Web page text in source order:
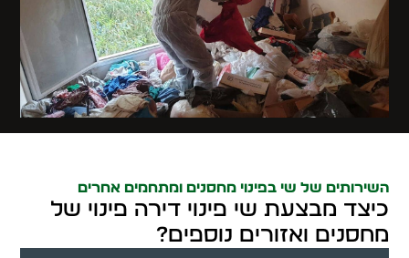
השירותים של שי בפינוי מחסנים ומתחמים אחרים
כיצד מבצעת שי פינוי דירה פינוי של
מחסנים ואזורים נוספים?